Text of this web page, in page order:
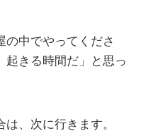
の中でやってくださ
起きる時間だ」と思っ
、次に行きます。